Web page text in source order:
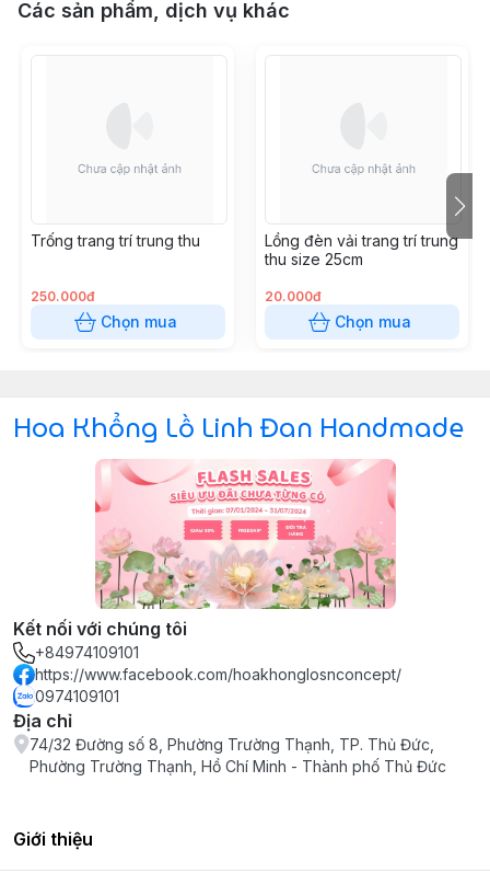
Các sản phẩm, dịch vụ khác
Trống trang trí trung thu
250.000đ
Chọn mua
Lồng đèn vải trang trí trung
thu size 25cm
20.000đ
Chọn mua
Hoa Khổng Lồ Linh Đan Handmade
Kết nối với chúng tôi
+84974109101
https://www.facebook.com/hoakhonglosnconcept/
0974109101
Địa chỉ
74/32 Đường số 8, Phường Trường Thạnh, TP. Thủ Đức,
Phường Trường Thạnh, Hồ Chí Minh - Thành phố Thủ Đức
Giới thiệu